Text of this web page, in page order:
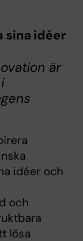
sina idéer
är
idéer och
och
lösa